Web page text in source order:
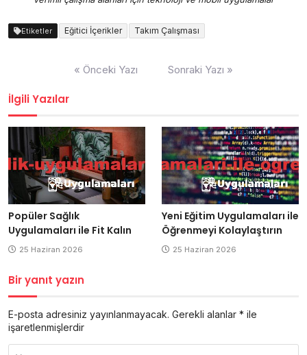
Etiketler Eğitici İçerikler Takım Çalışması
« Önceki Yazı Sonraki Yazı »
İlgili Yazılar
Popüler Sağlık
Uygulamaları ile Fit Kalın
25 Haziran 2026
Yeni Eğitim Uygulamaları ile
Öğrenmeyi Kolaylaştırın
25 Haziran 2026
Bir yanıt yazın
E-posta adresiniz yayınlanmayacak. Gerekli alanlar * ile
işaretlenmişlerdir